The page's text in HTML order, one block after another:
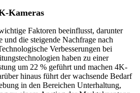
Kameras
Faktoren beeinflusst, darunter
und die steigende Nachfrage nach
Verbesserungen bei
haben zu einer
um 22 % geführt und machen 4K-
hinaus führt der wachsende Bedarf
in den Bereichen Unterhaltung,